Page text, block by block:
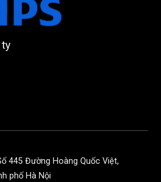
445 Đường Hoàng Quốc Việt,
phố Hà Nội